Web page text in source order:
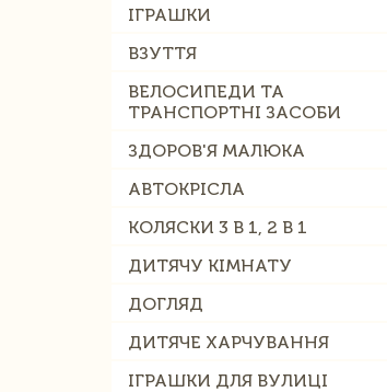
ІГРАШКИ
ВЗУТТЯ
ВЕЛОСИПЕДИ ТА
ТРАНСПОРТНІ ЗАСОБИ
ЗДОРОВ'Я МАЛЮКА
АВТОКРІСЛА
КОЛЯСКИ 3 В 1, 2 В 1
ДИТЯЧУ КІМНАТУ
ДОГЛЯД
ДИТЯЧЕ ХАРЧУВАННЯ
ІГРАШКИ ДЛЯ ВУЛИЦІ